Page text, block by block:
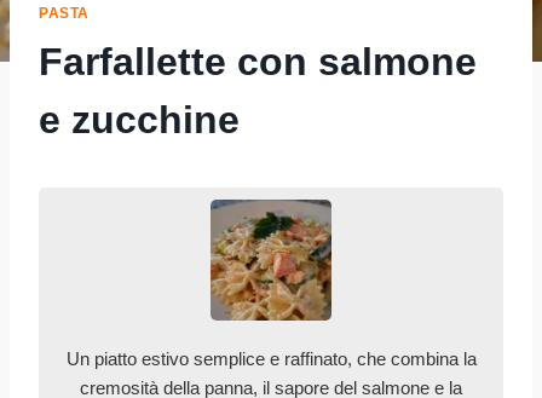
PASTA
Farfallette con salmone
e zucchine
Un piatto estivo semplice e raffinato, che combina la
cremosità della panna, il sapore del salmone e la